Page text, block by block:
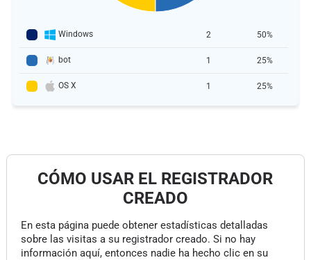
Windows 2 50%
bot 1 25%
OS X 1 25%
CÓMO USAR EL REGISTRADOR
CREADO
En esta página puede obtener estadísticas detalladas
sobre las visitas a su registrador creado. Si no hay
información aquí, entonces nadie ha hecho clic en su